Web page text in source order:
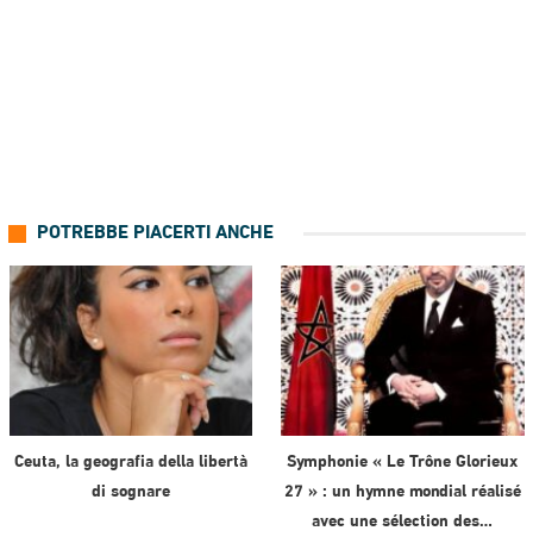
POTREBBE PIACERTI ANCHE
Ceuta, la geografia della libertà
di sognare
Symphonie « Le Trône Glorieux
27 » : un hymne mondial réalisé
avec une sélection des…